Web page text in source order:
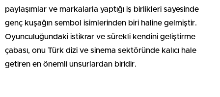
paylaşımlar ve markalarla yaptığı iş birlikleri sayesinde
genç kuşağın sembol isimlerinden biri haline gelmiştir.
Oyunculuğundaki istikrar ve sürekli kendini geliştirme
çabası, onu Türk dizi ve sinema sektöründe kalıcı hale
getiren en önemli unsurlardan biridir.